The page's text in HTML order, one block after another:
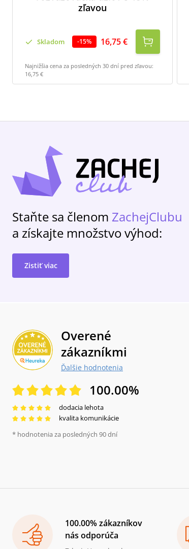
zľavou
Skladom -15% 16,75 €
Najnižšia cena za posledných 30 dní pred zľavou:
16,75 €
Staňte sa členom ZachejClubu
a získajte množstvo výhod:
Zistiť viac
Overené
zákazníkmi
Ďalšie hodnotenia
100.00%
dodacia lehota
kvalita komunikácie
* hodnotenia za posledných 90 dní
100.00% zákazníkov
nás odporúča